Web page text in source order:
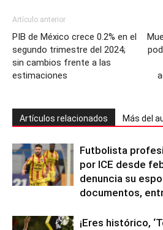
Artículo anterior
PIB de México crece 0.2% en el
segundo trimestre del 2024;
sin cambios frente a las
estimaciones
Artículos relacionados Más del
Futbolista
por ICE desde
denuncia su
documentos,
¡Eres histórico,